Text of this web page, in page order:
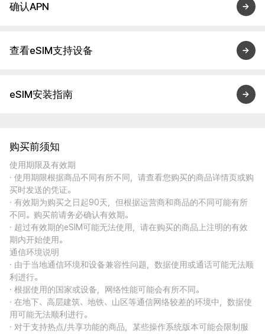
确认APN
查看eSIM支持设备
eSIM安装指南
购买前须知
使用期限及有效期
· 使用期限根据商品不同有所不同，请查看您购买的商品详情页或购
买时发送的凭证。
· 有效期为购买之日起90天，但根据运营商和商品的不同可能有所
不同。购买前请务必确认有效期。
· 超过有效期的eSIM可能无法使用，请在购买的商品上注明的有效
期内开始使用。
通信环境说明
· 由于当地通信环境和设备兼容性问题，数据使用或通话可能无法顺
利进行。
· 根据使用的国家或设备，网络性能可能会有所不同。
· 在地下、高层建筑、地铁、山区等通信网络较差的环境中，数据使
用可能无法顺利进行。
· 对于支持热点/共享功能的商品，某些操作系统版本可能会限制服